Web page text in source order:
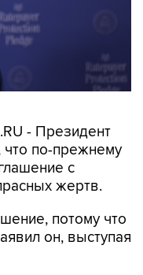
- Президент
по-прежнему
с
жертв.
потому что
он, выступая